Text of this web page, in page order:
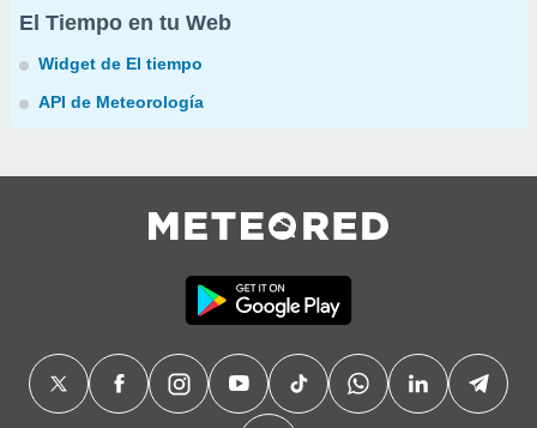
El Tiempo en tu Web
Widget de El tiempo
API de Meteorología